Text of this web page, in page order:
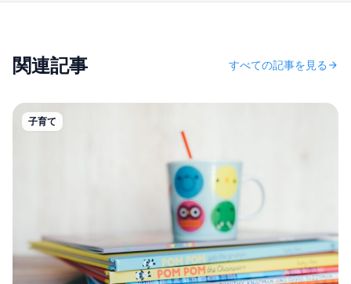
関連記事 すべての記事を見る arrow_forward
子育て